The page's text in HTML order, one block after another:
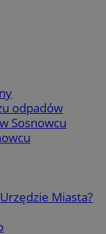
odpadów
Sosnowcu
Miasta?